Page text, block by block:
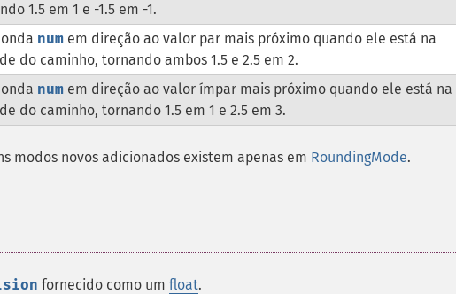
1.5 em 1 e -1.5 em -1.
num em direção ao valor par mais próximo quando ele está na
do caminho, tornando ambos 1.5 e 2.5 em 2.
num em direção ao valor ímpar mais próximo quando ele está na
do caminho, tornando 1.5 em 1 e 2.5 em 3.
modos novos adicionados existem apenas em RoundingMode.
fornecido como um float.